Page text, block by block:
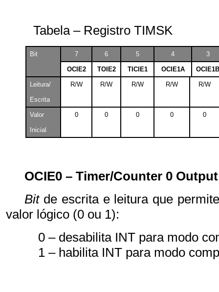
Tabela – Registro TIMSK
Bit 7 6 5 4 3
OCIE2 TOIE2 TICIE1 OCIE1A OCIE1B
Leitura/
Escrita
R/W R/W R/W R/W R/W
Valor
Inicial
0 0 0 0 0
OCIE0 – Timer/Counter 0
Bitde escrita e leitura que
valor lógico (0 ou 1):
0 – desabilita INT para modo
1 – habilita INT para modo